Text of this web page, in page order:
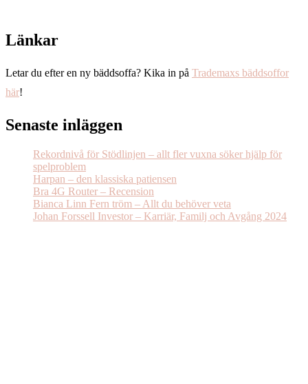
Länkar
Letar du efter en ny bäddsoffa? Kika in på Trademaxs bäddsoffor
här!
Senaste inläggen
Rekordnivå för Stödlinjen – allt fler vuxna söker hjälp för
spelproblem
Harpan – den klassiska patiensen
Bra 4G Router – Recension
Bianca Linn Fern tröm – Allt du behöver veta
Johan Forssell Investor – Karriär, Familj och Avgång 2024